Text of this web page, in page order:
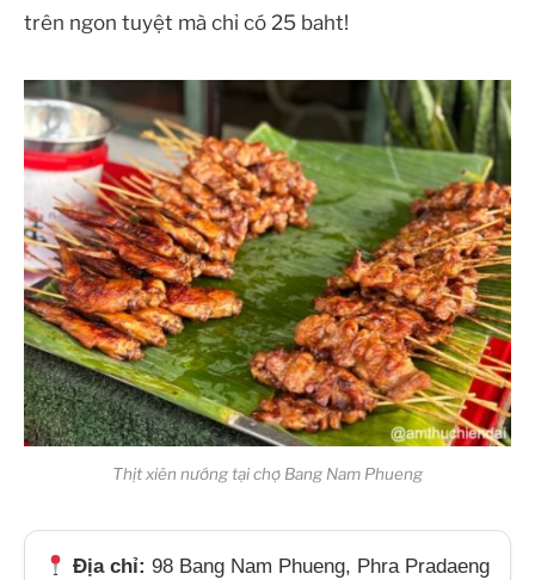
trên ngon tuyệt mà chỉ có 25 baht!
Thịt xiên nướng tại chợ Bang Nam Phueng
Địa chỉ: 98 Bang Nam Phueng, Phra Pradaeng